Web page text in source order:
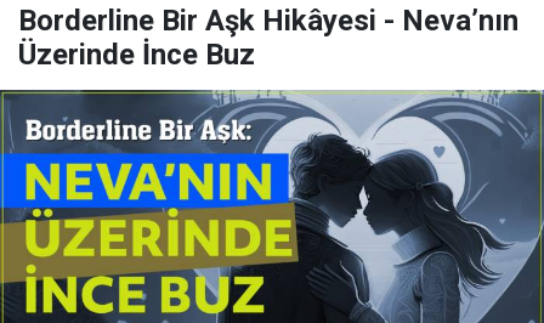
Borderline Bir Aşk Hikâyesi - Neva’nın
Üzerinde İnce Buz